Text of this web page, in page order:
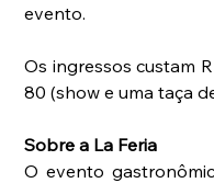
evento.
Os ingressos custam
80 (show e uma taça
Sobre a La Feria
O evento